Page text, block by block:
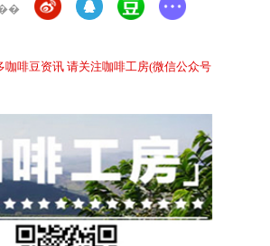
咖啡豆资讯 请关注咖啡工房(微信公众号